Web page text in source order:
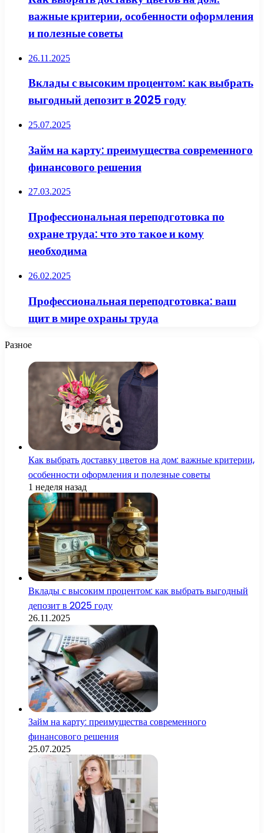
важные критерии, особенности оформления
и полезные советы
26.11.2025
Вклады с высоким процентом: как выбрать
выгодный депозит в 2025 году
25.07.2025
Займ на карту: преимущества современного
финансового решения
27.03.2025
Профессиональная переподготовка по
охране труда: что это такое и кому
необходима
26.02.2025
Профессиональная переподготовка: ваш
щит в мире охраны труда
Разное
Как выбрать доставку цветов на дом: важные критерии,
особенности оформления и полезные советы
1 неделя назад
Вклады с высоким процентом: как выбрать выгодный
депозит в 2025 году
26.11.2025
Займ на карту: преимущества современного
финансового решения
25.07.2025